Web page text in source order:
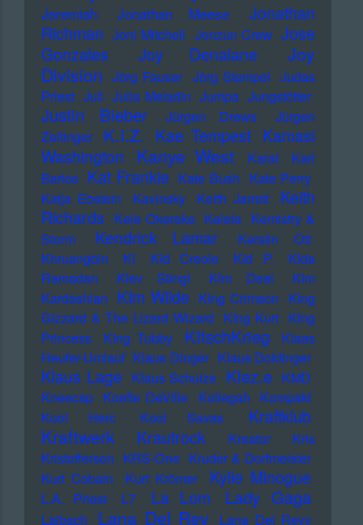
Jeremiah
Jonathan Meese
Jonathan
Richman Joni Mitchell Jonzun Crew Jose
Gonzales
Joy Denalane
Joy
Division Jörg Fauser Jörg Stempel Judas
Priest Juli Julia Meladin Jumpa Jungstötter
Justin Bieber Jürgen Drews
Jürgen
Zeltinger
K.I.Z. Kae Tempest Kamasi
Washington
Kanye West Karat
Karl
Bartos Kat Frankie Kate Bush Kate Perry
Katja Ebstein
Kavinsky Keith Jarrett
Keith
Richards Kele Okereke Kelela Kemistry &
Storm
Kendrick Lamar
Kerstin Ott
Khruangbin
KI KId Creole KId P.
KIda
Ramadan
KIev Stingl KIm Deal
KIm
Kardashian KIm Wilde KIng Crimson KIng
Gizzard & The Lizard Wizard KIng Kurt KIng
Princess
KIng Tubby KItschKrieg
Klaas
Heufer-Umlauf Klaus Dinger Klaus Doldinger
Klaus Lage Klaus Schulze Klez.e KMD
Kneecap Koefte DeVille Kollegah Kompakt
Kool Herc
Kool Savas Kraftklub
Kraftwerk Krautrock Kreator
Kris
Kristofferson KRS-One Kruder & Dorfmeister
Kurt Cobain
Kurt Krömer Kylie Minogue
L.A. Priest L7 La Lom Lady Gaga
Laibach Lana Del Rey
Lana Del Reyy